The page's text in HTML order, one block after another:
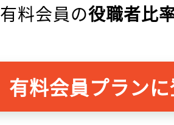
有料会員の役職者比
有料会員プラン